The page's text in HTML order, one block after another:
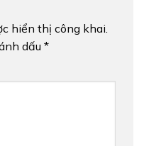
hiển thị công khai.
dấu *